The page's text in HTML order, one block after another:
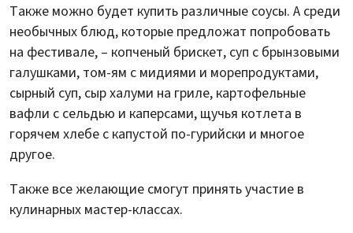
Также можно будет купить различные соусы. А среди
необычных блюд, которые предложат попробовать
на фестивале, – копченый брискет, суп с брынзовыми
галушками, том-ям с мидиями и морепродуктами,
сырный суп, сыр халуми на гриле, картофельные
вафли с сельдью и каперсами, щучья котлета в
горячем хлебе с капустой по-гурийски и многое
другое.
Также все желающие смогут принять участие в
кулинарных мастер-классах.